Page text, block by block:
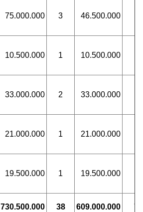
75.000.000 3 46.500.000
10.500.000 1 10.500.000
33.000.000 2 33.000.000
21.000.000 1 21.000.000
19.500.000 1 19.500.000
730.500.000 38 609.000.000 7